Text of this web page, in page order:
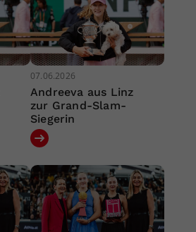
07.06.2026
Andreeva aus Linz
zur Grand-Slam-
Siegerin